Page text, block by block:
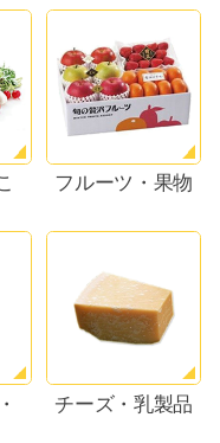
フルーツ・果物
チーズ・乳製品